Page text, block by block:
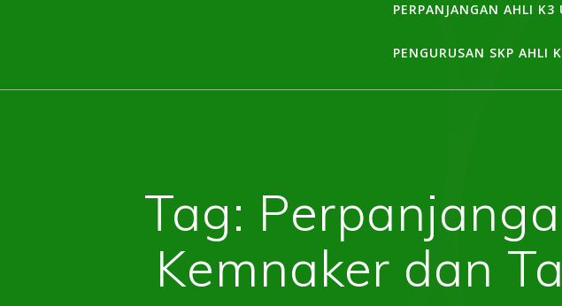
PERPANJANGAN AHLI K3
PENGURUSAN SKP AHLI
Tag:
Kemnaker dan